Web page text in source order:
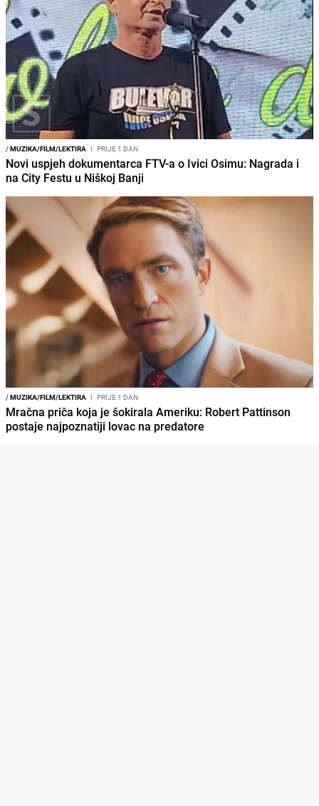
/MUZIKA/FILM/LEKTIRA I PRIJE 1 DAN
Novi uspjeh dokumentarca FTV-a o Ivici Osimu: Nagrada i
na City Festu u Niškoj Banji
/MUZIKA/FILM/LEKTIRA I PRIJE 1 DAN
Mračna priča koja je šokirala Ameriku: Robert Pattinson
postaje najpoznatiji lovac na predatore